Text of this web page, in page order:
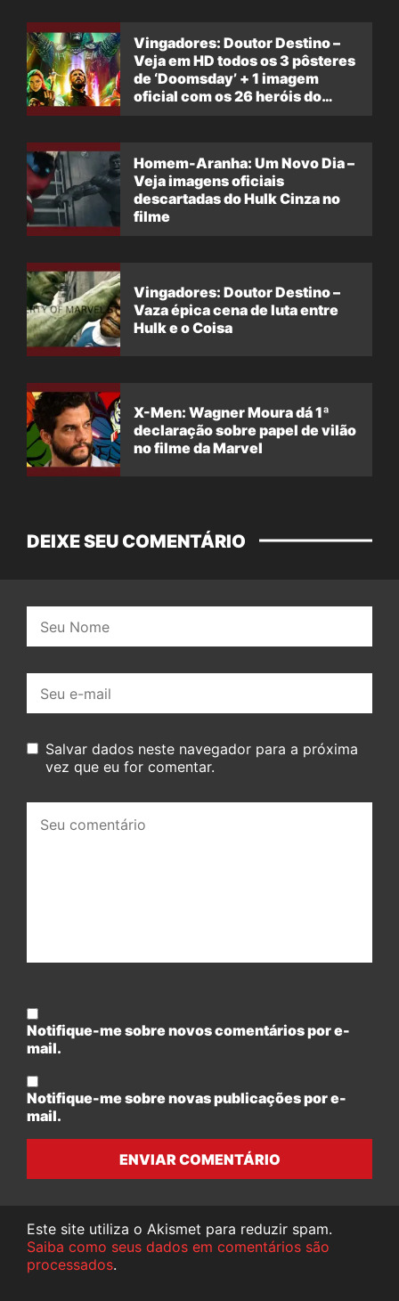
Vingadores: Doutor Destino –
Veja em HD todos os 3 pôsteres
de ‘Doomsday’ + 1 imagem
oficial com os 26 heróis do
Homem-Aranha: Um Novo Dia –
Veja imagens oficiais
descartadas do Hulk Cinza no
filme
Vingadores: Doutor Destino –
Vaza épica cena de luta entre
Hulk e o Coisa
X-Men: Wagner Moura dá 1ª
declaração sobre papel de vilão
no filme da Marvel
DEIXE SEU COMENTÁRIO
mail:
Salvar dados neste navegador para a próxima
vez que eu for comentar.
comentário:
Notifique-me sobre novos comentários por e-
mail.
Notifique-me sobre novas publicações por e-
mail.
ENVIAR COMENTÁRIO
Este site utiliza o Akismet para reduzir spam.
Saiba como seus dados em comentários são
processados.